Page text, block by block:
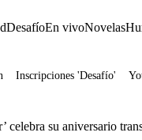
DesafíoEn vivoNovelas
Inscripciones 'Desafío'
celebra su aniversario